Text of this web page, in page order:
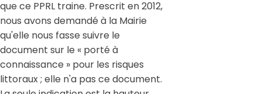
que ce PPRL traine. Prescrit en 2012,
nous avons demandé à la Mairie
qu'elle nous fasse suivre le
document sur le « porté à
connaissance » pour les risques
littoraux ; elle n'a pas ce document.